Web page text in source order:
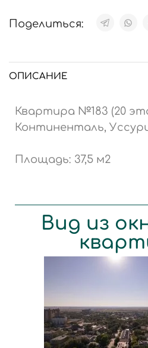
Поделиться:
ОПИСАНИЕ
Квартира №183 (20
Континенталь,
Площадь: 37,5 м2
Вид из